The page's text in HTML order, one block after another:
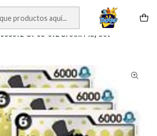
006092 OP06-092 Brook Play Set